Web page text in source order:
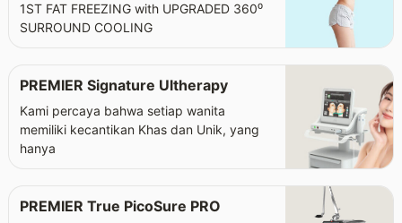
1ST FAT FREEZING with UPGRADED 360⁰
SURROUND COOLING
PREMIER Signature Ultherapy
Kami percaya bahwa setiap wanita
memiliki kecantikan Khas dan Unik, yang
hanya
PREMIER True PicoSure PRO